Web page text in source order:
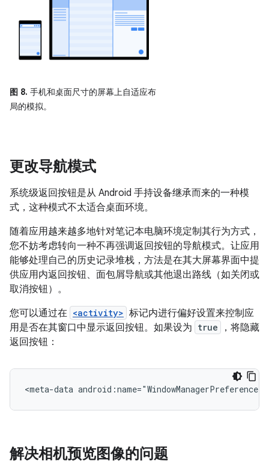
图 8. 手机和桌面尺寸的屏幕上自适应布
局的模拟。
更改导航模式
系统级返回按钮是从 Android 手持设备继承而来的一种模
式，这种模式不太适合桌面环境。
随着应用越来越多地针对笔记本电脑环境定制其行为方式，
您不妨考虑转向一种不再强调返回按钮的导航模式。让应用
能够处理自己的历史记录堆栈，方法是在其大屏幕界面中提
供应用内返回按钮、面包屑导航或其他退出路线（如关闭或
取消按钮）。
您可以通过在 <activity> 标记内进行偏好设置来控制应
用是否在其窗口中显示返回按钮。如果设为 true
，将隐藏
返回按钮：
<meta-data
解决相机预览图像的问题